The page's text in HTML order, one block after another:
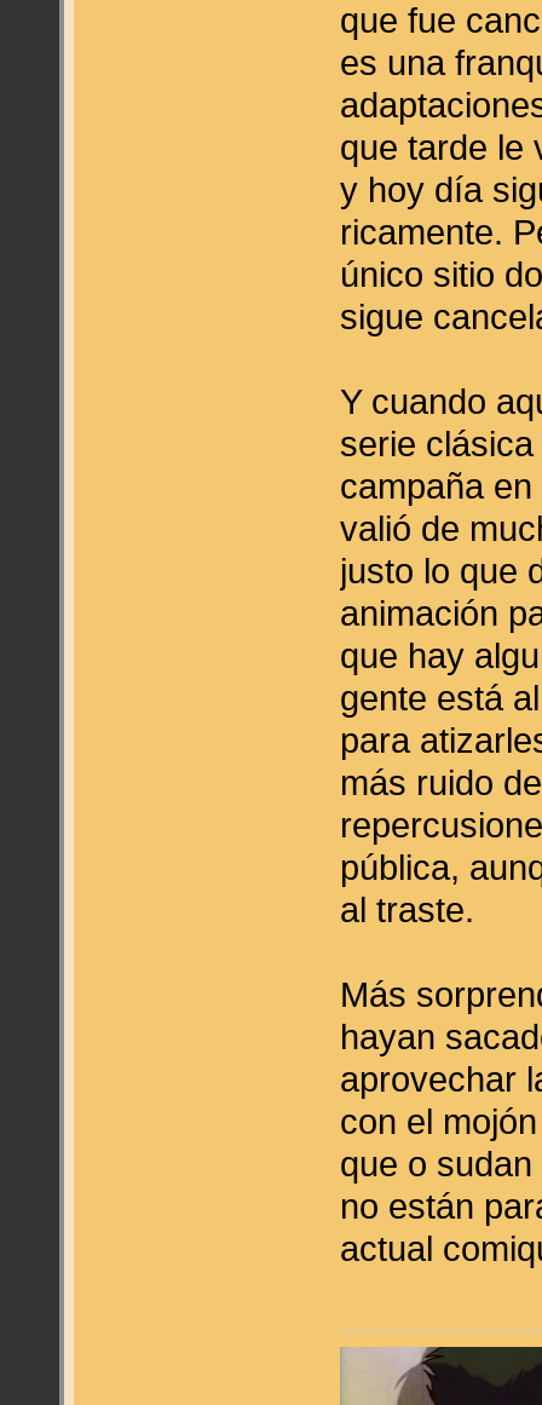
que fue
es una
que tarde le
y hoy día
ricamente.
único sitio
sigue
Y cuando
serie
campaña
valió de
justo lo que
animación
que hay
gente está
para
más ruido
pública,
al traste.
Más
hayan
aprovechar
con el
que o
no están
actual